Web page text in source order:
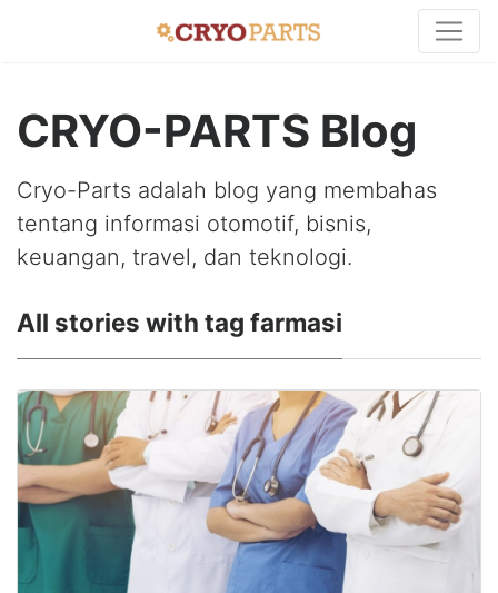
CRYO-PARTS Blog
Cryo-Parts adalah blog yang membahas
tentang informasi otomotif, bisnis,
keuangan, travel, dan teknologi.
All stories with tag farmasi